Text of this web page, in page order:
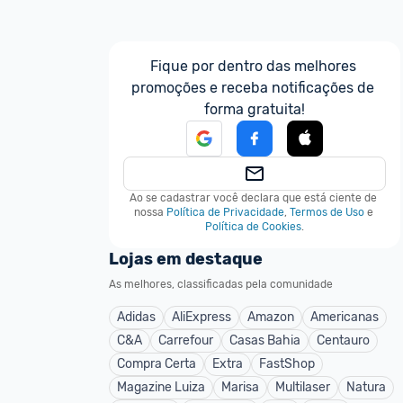
Fique por dentro das melhores
promoções e receba notificações de
forma gratuita!
Ao se cadastrar você declara que está ciente de
nossa Política de Privacidade, Termos de Uso e
Política de Cookies.
Lojas em destaque
As melhores, classificadas pela comunidade
Adidas AliExpress Amazon
Americanas
C&A
Carrefour Casas Bahia
Centauro
Compra Certa
Extra
FastShop
Magazine Luiza
Marisa Multilaser
Natura